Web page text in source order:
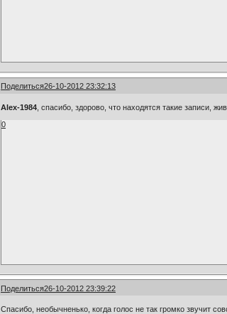
Поделиться26-10-2012 23:32:13
Alex-1984 , спасибо, здорово, что находятся такие записи,
0
Поделиться26-10-2012 23:39:22
Спасибо, необычненько, когда голос не так громко звучит